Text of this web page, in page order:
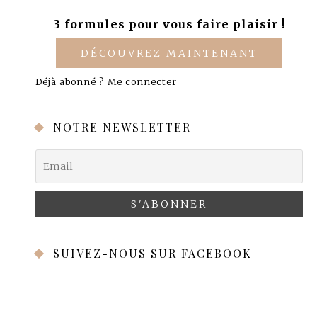
3 formules pour vous faire plaisir !
DÉCOUVREZ MAINTENANT
Déjà abonné ? Me connecter
NOTRE NEWSLETTER
SUIVEZ-NOUS SUR FACEBOOK